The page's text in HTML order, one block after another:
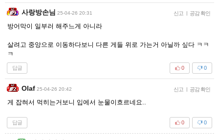
사랑방손님 25-04-26 20:31 신고 | 공감 확인
방어막이 일부러 해주느게 아니라
살려고 중앙으로 이동하다보니 다른 게들 위로 가는거 아닐까 싶다 ㅋㅋ
ㅋ
답글 0
0
Olaf 25-04-26 20:42 신고 | 공감 확인
게 잡혀서 먹히는거보니 입에서 눈물이흐르네요..
답글 0
0